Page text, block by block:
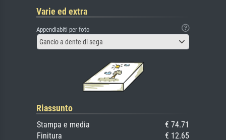
Varie ed extra
Appendiabiti per foto
Gancio a dente di sega
Riassunto
Stampa e media
€ 74.71
Finitura
€ 12.65